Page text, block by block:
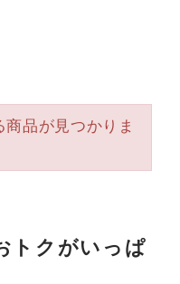
品が見つかりま
トクがいっぱ